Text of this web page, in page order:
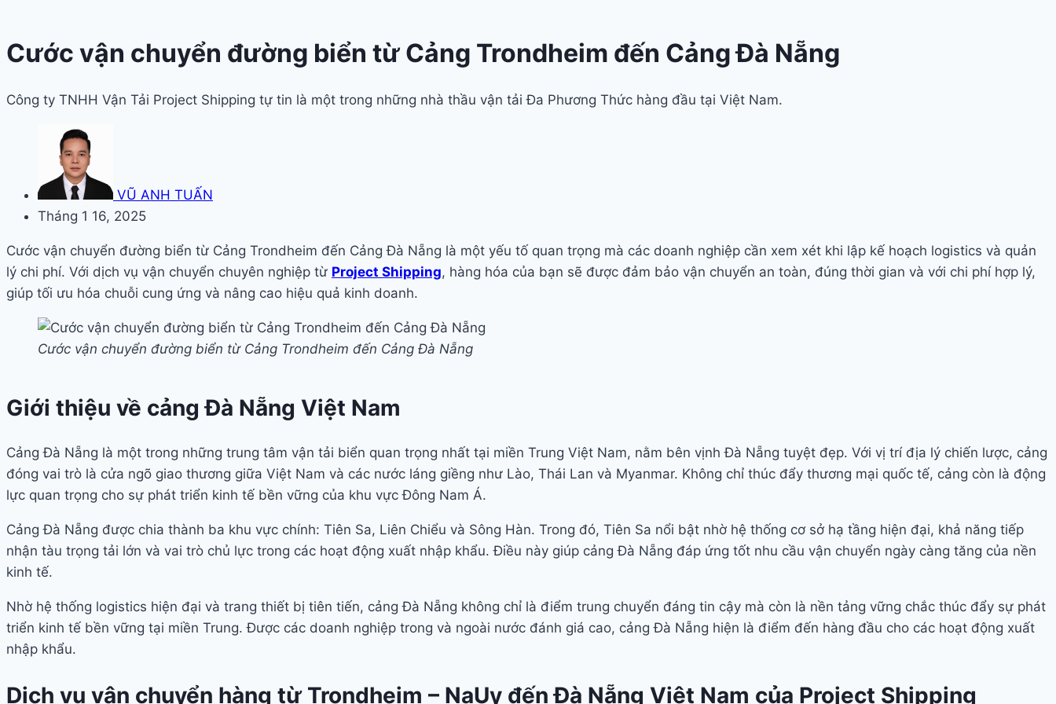
Cước vận chuyển đường biển từ Cảng Trondheim đến Cảng Đà Nẵng
Công ty TNHH Vận Tải Project Shipping tự tin là một trong những nhà thầu vận tải Đa Phương Thức hàng đầu tại Việt Nam.
VŨ ANH TUẤN
Tháng 1 16, 2025
Cước vận chuyển đường biển từ Cảng Trondheim đến Cảng Đà Nẵng là một yếu tố quan trọng mà các doanh nghiệp cần xem xét khi lập kế hoạch logistics và quản
lý chi phí. Với dịch vụ vận chuyển chuyên nghiệp từ Project Shipping, hàng hóa của bạn sẽ được đảm bảo vận chuyển an toàn, đúng thời gian và với chi phí hợp lý,
giúp tối ưu hóa chuỗi cung ứng và nâng cao hiệu quả kinh doanh.
Cước vận chuyển đường biển từ Cảng Trondheim đến Cảng Đà Nẵng
Giới thiệu về cảng Đà Nẵng Việt Nam
Cảng Đà Nẵng là một trong những trung tâm vận tải biển quan trọng nhất tại miền Trung Việt Nam, nằm bên vịnh Đà Nẵng tuyệt đẹp. Với vị trí địa lý chiến lược, cảng
đóng vai trò là cửa ngõ giao thương giữa Việt Nam và các nước láng giềng như Lào, Thái Lan và Myanmar. Không chỉ thúc đẩy thương mại quốc tế, cảng còn là động
lực quan trọng cho sự phát triển kinh tế bền vững của khu vực Đông Nam Á.
Cảng Đà Nẵng được chia thành ba khu vực chính: Tiên Sa, Liên Chiểu và Sông Hàn. Trong đó, Tiên Sa nổi bật nhờ hệ thống cơ sở hạ tầng hiện đại, khả năng tiếp
nhận tàu trọng tải lớn và vai trò chủ lực trong các hoạt động xuất nhập khẩu. Điều này giúp cảng Đà Nẵng đáp ứng tốt nhu cầu vận chuyển ngày càng tăng của nền
kinh tế.
Nhờ hệ thống logistics hiện đại và trang thiết bị tiên tiến, cảng Đà Nẵng không chỉ là điểm trung chuyển đáng tin cậy mà còn là nền tảng vững chắc thúc đẩy sự phát
triển kinh tế bền vững tại miền Trung. Được các doanh nghiệp trong và ngoài nước đánh giá cao, cảng Đà Nẵng hiện là điểm đến hàng đầu cho các hoạt động xuất
nhập khẩu.
Dịch vụ vận chuyển hàng từ Trondheim – NaUy đến Đà Nẵng Việt Nam của Project Shipping